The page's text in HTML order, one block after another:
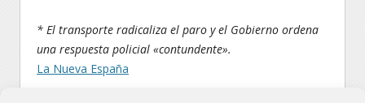
* El transporte radicaliza el paro y el Gobierno ordena
una respuesta policial «contundente».
La Nueva España